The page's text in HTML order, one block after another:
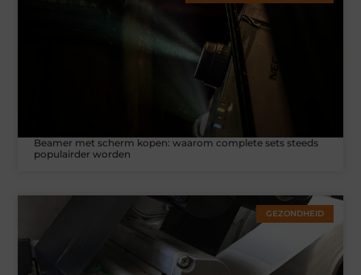
Beamer met scherm kopen: waarom complete sets steeds
populairder worden
GEZONDHEID